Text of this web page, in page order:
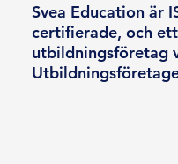
Svea Education är
certifierade, och
utbildningsföretag